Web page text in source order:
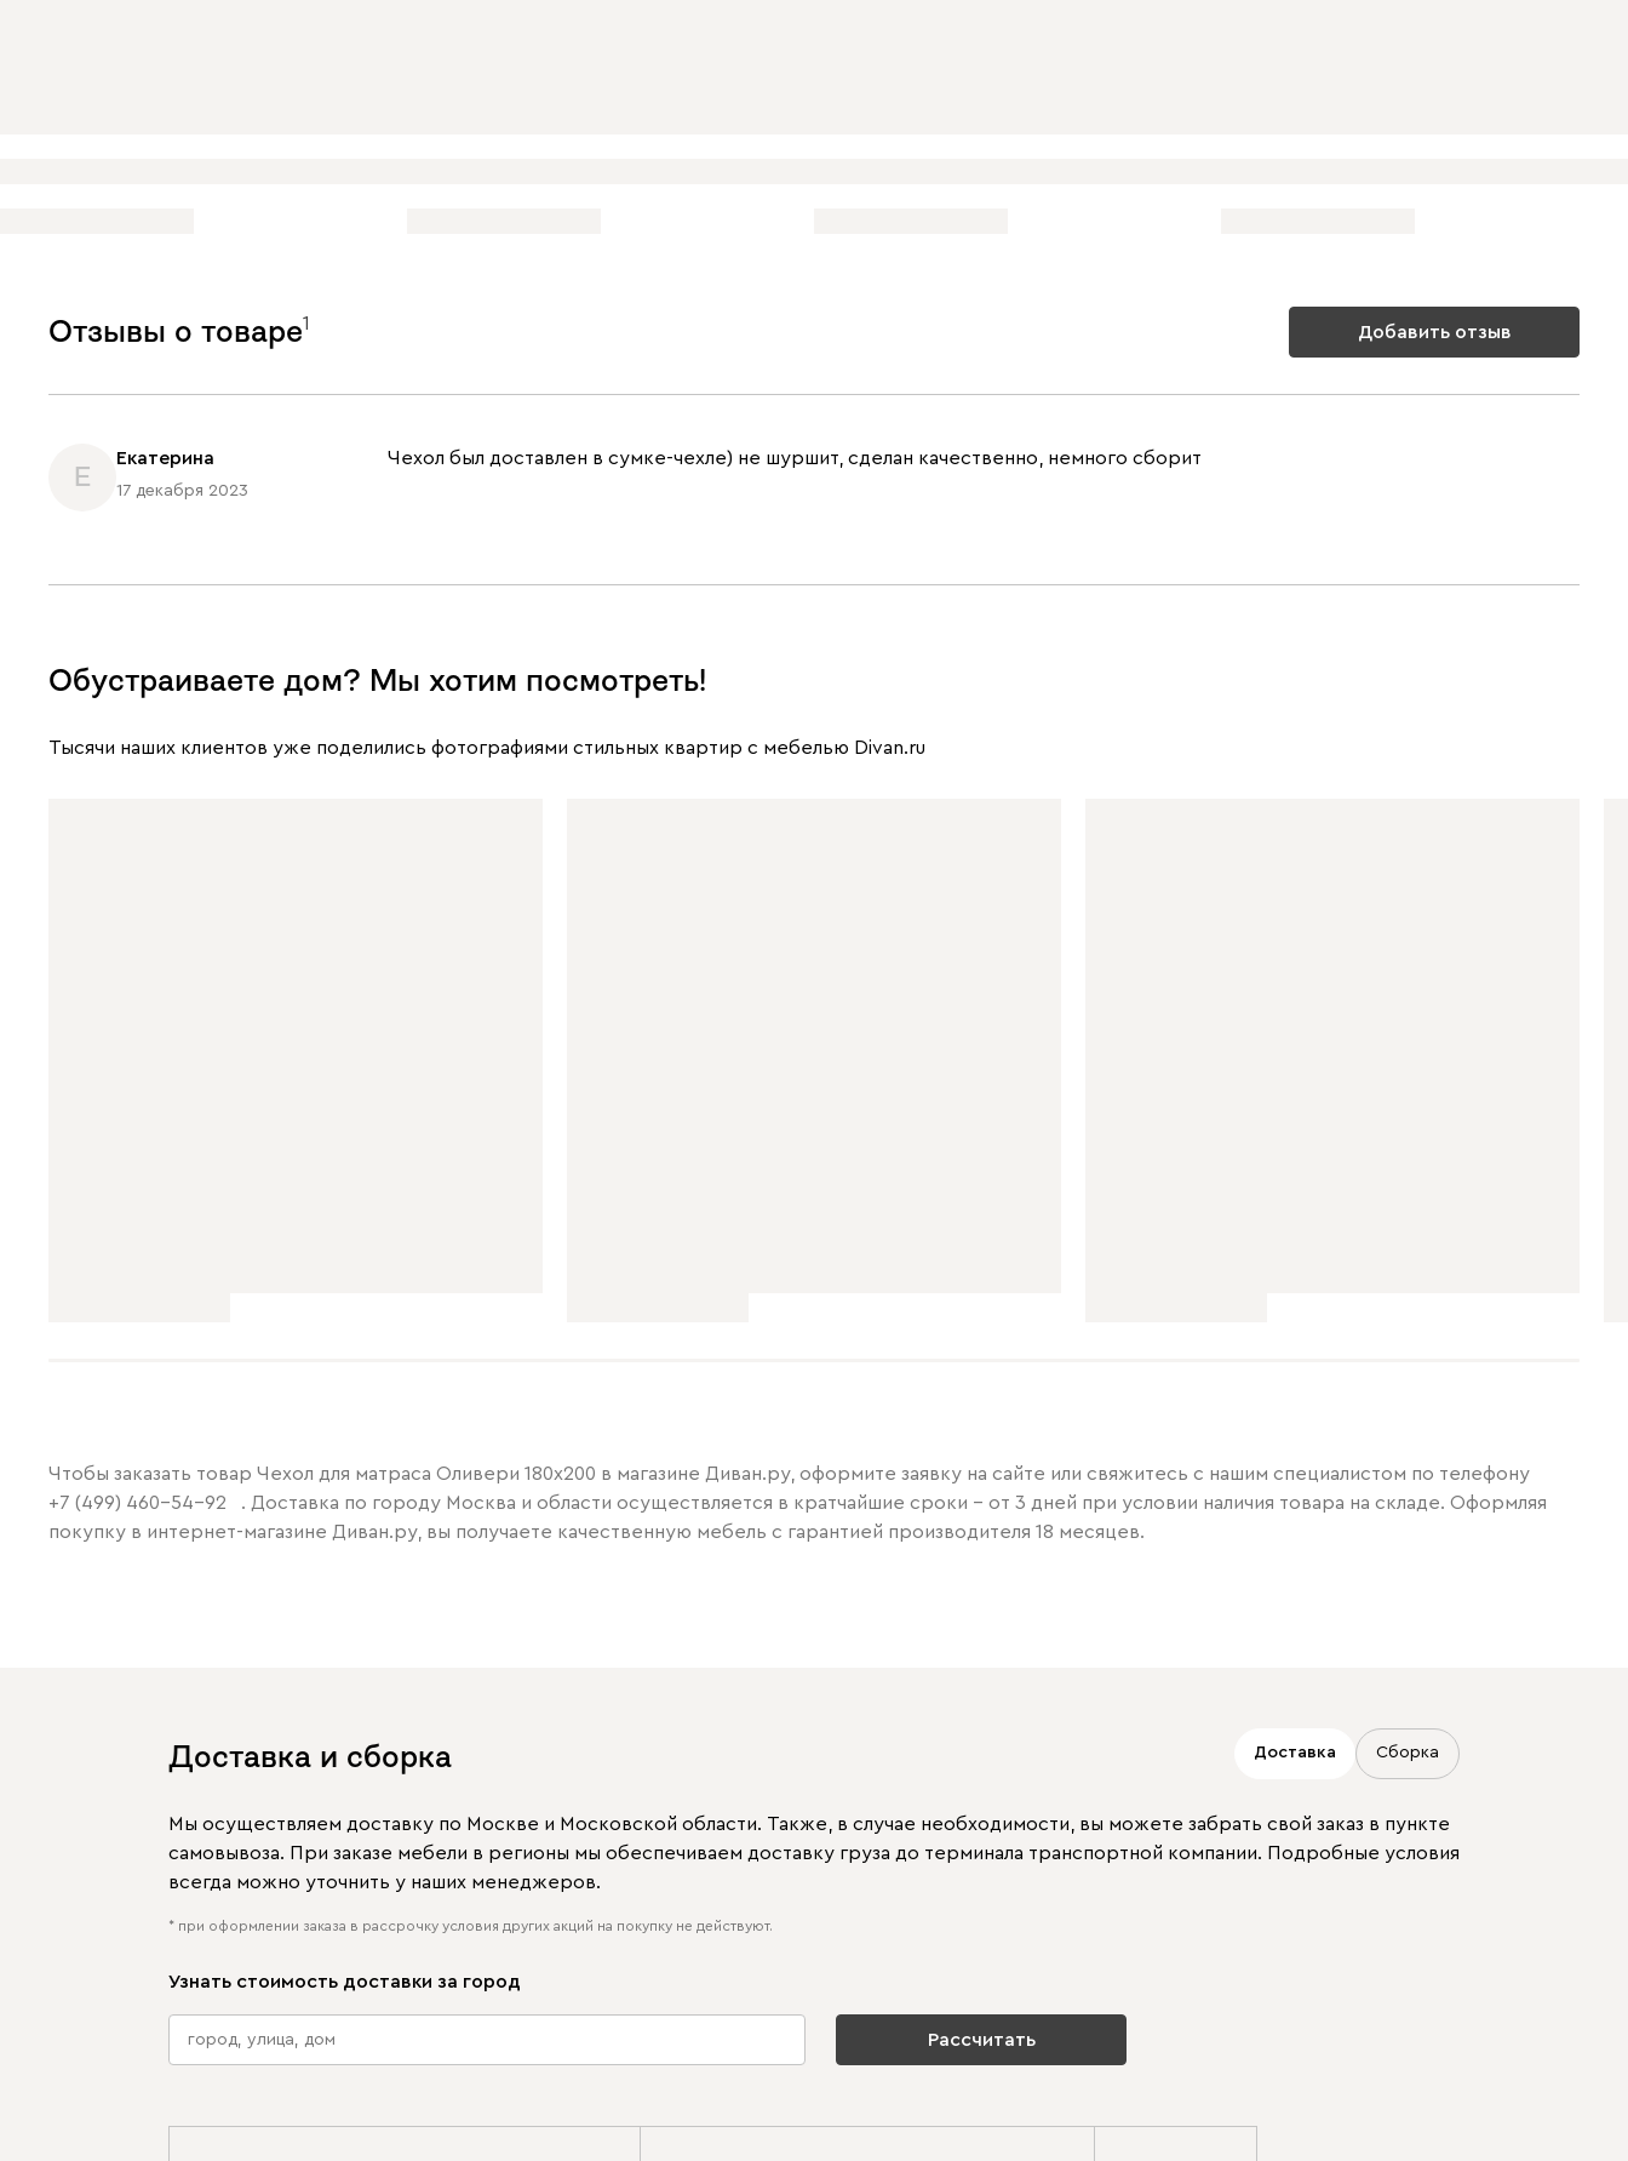
Отзывы о товаре1 Добавить отзыв
Е
Екатерина
17 декабря 2023
Чехол был доставлен в сумке-чехле) не шуршит, сделан качественно, немного сборит
Обустраиваете дом? Мы хотим посмотреть!
Тысячи наших клиентов уже поделились фотографиями стильных квартир с мебелью Divan.ru
Чтобы заказать товар Чехол для матраса Оливери 180x200 в магазине Диван.ру, оформите заявку на сайте или свяжитесь с нашим специалистом по телефону
+7 (499) 460-54-92
. Доставка по городу Москва и области осуществляется в кратчайшие сроки – от 3 дней при условии наличия товара на складе. Оформляя
покупку в интернет-магазине Диван.ру, вы получаете качественную мебель с гарантией производителя 18 месяцев.
Доставка и сборка Доставка Сборка
Мы осуществляем доставку по Москве и Московской области. Также, в случае необходимости, вы можете забрать свой заказ в пункте
самовывоза. При заказе мебели в регионы мы обеспечиваем доставку груза до терминала транспортной компании. Подробные условия
всегда можно уточнить у наших менеджеров.
* при оформлении заказа в рассрочку условия других акций на покупку не действуют.
Узнать стоимость доставки за город
Рассчитать